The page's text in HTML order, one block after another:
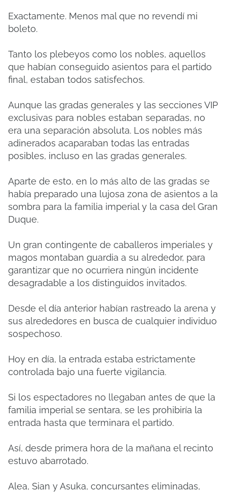
Exactamente. Menos mal que no revendí mi
boleto.
Tanto los plebeyos como los nobles, aquellos
que habían conseguido asientos para el partido
final, estaban todos satisfechos.
Aunque las gradas generales y las secciones VIP
exclusivas para nobles estaban separadas, no
era una separación absoluta. Los nobles más
adinerados acaparaban todas las entradas
posibles, incluso en las gradas generales.
Aparte de esto, en lo más alto de las gradas se
había preparado una lujosa zona de asientos a la
sombra para la familia imperial y la casa del Gran
Duque.
Un gran contingente de caballeros imperiales y
magos montaban guardia a su alrededor, para
garantizar que no ocurriera ningún incidente
desagradable a los distinguidos invitados.
Desde el día anterior habían rastreado la arena y
sus alrededores en busca de cualquier individuo
sospechoso.
Hoy en día, la entrada estaba estrictamente
controlada bajo una fuerte vigilancia.
Si los espectadores no llegaban antes de que la
familia imperial se sentara, se les prohibiría la
entrada hasta que terminara el partido.
Así, desde primera hora de la mañana el recinto
estuvo abarrotado.
Alea, Sian y Asuka, concursantes eliminadas,